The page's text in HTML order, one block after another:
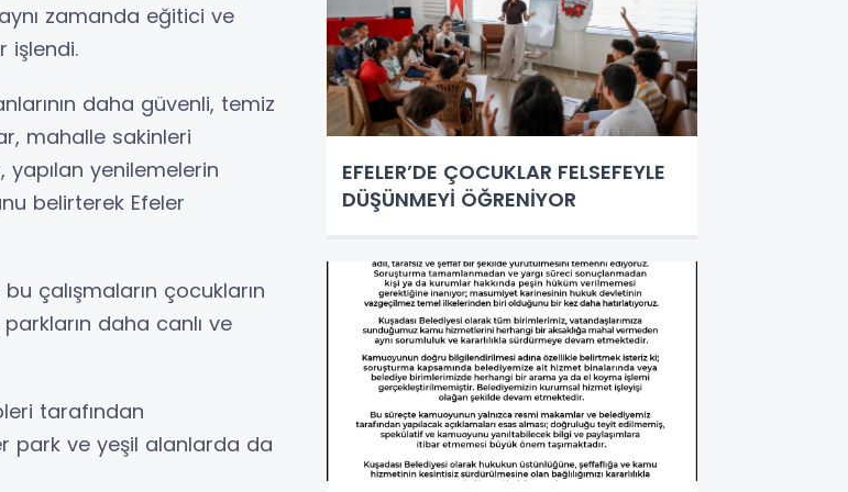
zamanda eğitici ve
işlendi.
daha güvenli, temiz
mahalle sakinleri
yapılan yenilemelerin
belirterek Efeler
çalışmaların çocukların
daha canlı ve
tarafından
park ve yeşil alanlarda da
EFELER’DE ÇOCUKLAR FELSEFEYLE
DÜŞÜNMEYİ ÖĞRENİYOR